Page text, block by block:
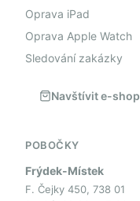
Oprava iPad
Oprava Apple Watch
Sledování zakázky
Navštívit e-shop
POBOČKY
Frýdek-Místek
F. Čejky 450, 738 01